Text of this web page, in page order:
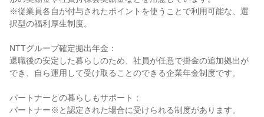
※従業員各自が付与されたポイントを使うことで利用可能な、選
択型の福利厚生制度。
NTTグループ確定拠出年金：
退職後の安定した暮らしのため、社員が任意で掛金の追加拠出が
でき、自ら運用して受け取ることのできる企業年金制度です。
パートナーとの暮らしもサポート：
パートナー※と認定された場合に受けられる制度があります。